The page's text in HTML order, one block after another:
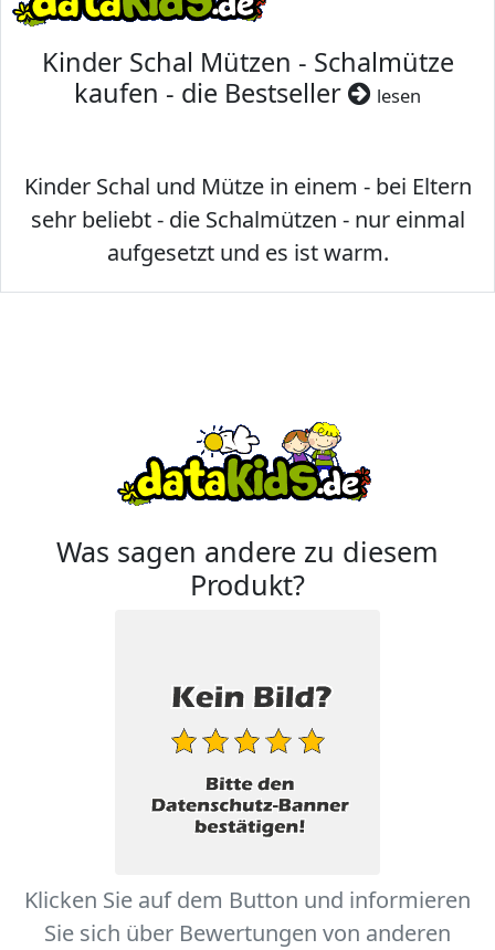
Kinder Schal Mützen - Schalmütze
kaufen - die Bestseller
lesen
Kinder Schal und Mütze in einem - bei Eltern
sehr beliebt - die Schalmützen - nur einmal
aufgesetzt und es ist warm.
Was sagen andere zu diesem
Produkt?
Klicken Sie auf dem Button und informieren
Sie sich über Bewertungen von anderen